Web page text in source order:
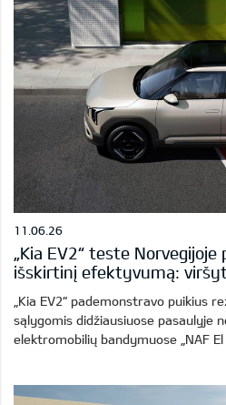
11.06.26
„Kia EV2“ teste
išskirtinį efektyvumą:
„Kia EV2“ pademonstravo puikius
sąlygomis didžiausiuose pasaulyje
elektromobilių bandymuose „NAF El